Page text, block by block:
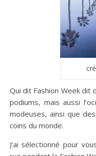
Qui dit Fashion Week dit
podiums, mais aussi
modeuses, ainsi que
coins du monde.
J’ai sélectionné pour